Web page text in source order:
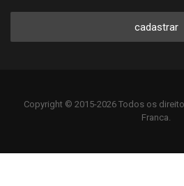
cadastrar
Copyright © 2015-2026 Todos os
Franca.